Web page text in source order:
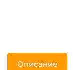
Описание